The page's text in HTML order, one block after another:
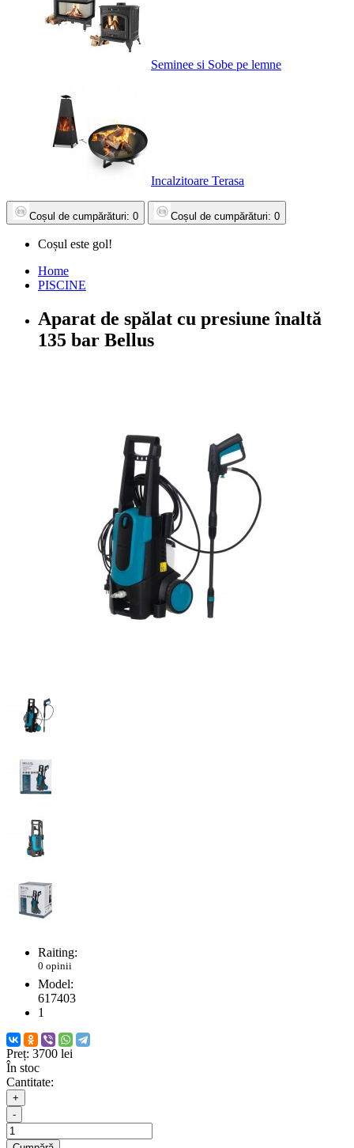
Seminee si Sobe pe lemne
Incalzitoare Terasa
Coșul de cumpărături: 0 Coșul de cumpărături: 0
Coșul este gol!
Home
PISCINE
Aparat de spălat cu presiune înaltă
135 bar Bellus
Raiting:
0 opinii
Model:
617403
1
Preț: 3700 lei
În stoc
Cantitate:
+
-